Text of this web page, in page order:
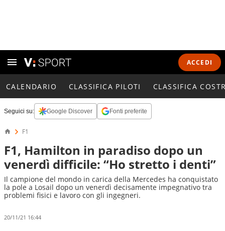
ACCEDI
CALENDARIO CLASSIFICA PILOTI CLASSIFICA
Seguici su: Google Discover Fonti preferite
F1
F1, Hamilton in paradiso dopo un
venerdì difficile: “Ho stretto i denti”
Il campione del mondo in carica della Mercedes ha conquistato
la pole a Losail dopo un venerdì decisamente impegnativo tra
problemi fisici e lavoro con gli ingegneri.
20/11/21 16:44